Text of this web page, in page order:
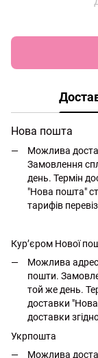
Нова пошта
Можлива
Замовлення
день. Термін
"Нова пошта"
тарифів
Кур’єром Нової
Можлива
пошти.
той же день.
доставки
доставки
Укрпошта
Можлива